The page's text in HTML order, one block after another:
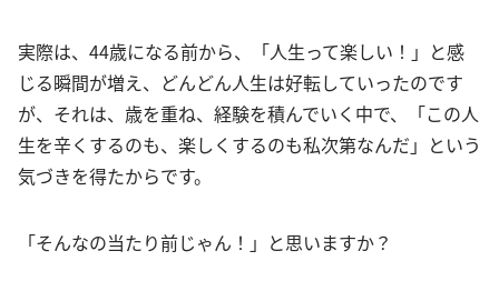
実際は、44歳になる前から、「人生って楽しい！」と感
じる瞬間が増え、どんどん人生は好転していったのです
が、それは、歳を重ね、経験を積んでいく中で、「この人
生を辛くするのも、楽しくするのも私次第なんだ」という
気づきを得たからです。
「そんなの当たり前じゃん！」と思いますか？